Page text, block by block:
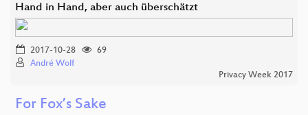
Hand in Hand, aber auch überschätzt
2017-10-28
69
André Wolf
Privacy Week 2017
For Fox’s Sake